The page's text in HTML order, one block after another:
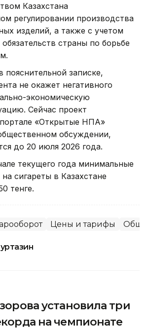
Казахстана
регулировании производства
изделий, а также с учетом
страны по борьбе
пояснительной записке,
не окажет негативного
экономическую
Сейчас проект
«Открытые НПА»
обсуждении,
до 20 июля 2026 года.
текущего года минимальные
сигареты в Казахстане
тенге.
Цены и тарифы
установила три
на чемпионате